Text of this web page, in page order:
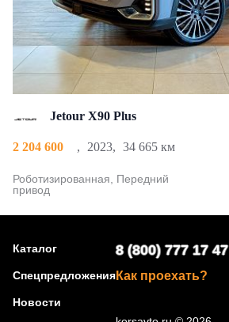
Jetour X90 Plus
2 204 600 , 2023, 34 665 км
Роботизированная, Передний
привод
Каталог
Спецпредложения
Новости
8 (800) 777 17 47
Как проехать?